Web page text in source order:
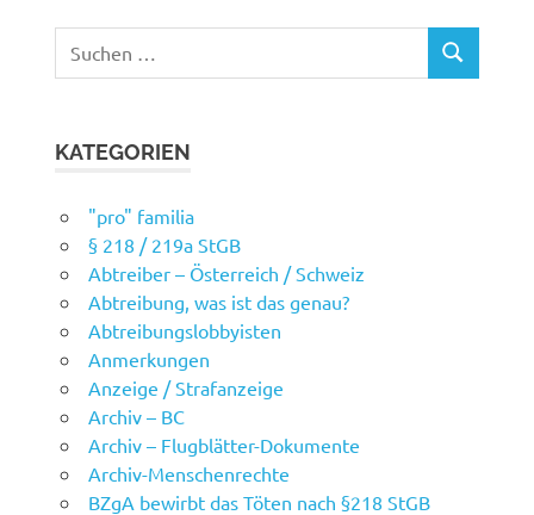
nach:
SUCHEN
KATEGORIEN
"pro" familia
§ 218 / 219a StGB
Abtreiber – Österreich / Schweiz
Abtreibung, was ist das genau?
Abtreibungslobbyisten
Anmerkungen
Anzeige / Strafanzeige
Archiv – BC
Archiv – Flugblätter-Dokumente
Archiv-Menschenrechte
BZgA bewirbt das Töten nach §218 StGB